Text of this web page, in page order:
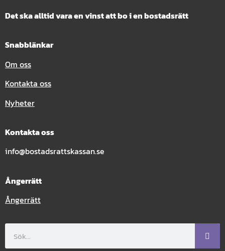
Det ska alltid vara en vinst att bo i en bostadsrätt
Snabblänkar
Om oss
Kontakta oss
Nyheter
Kontakta oss
info@bostadsrattskassan.se
Ångerrätt
Ångerrätt